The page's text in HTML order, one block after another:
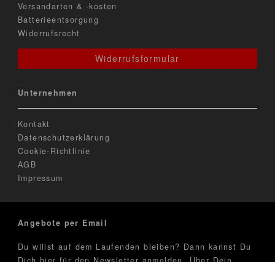
Versandarten & -kosten
Batterieentsorgung
Widerrufsrecht
Widerrufsformular
Unternehmen
Kontakt
Datenschutzerklärung
Cookie-Richtlinie
AGB
Impressum
Angebote per Email
Du willst auf dem Laufenden bleiben? Dann kannst Du